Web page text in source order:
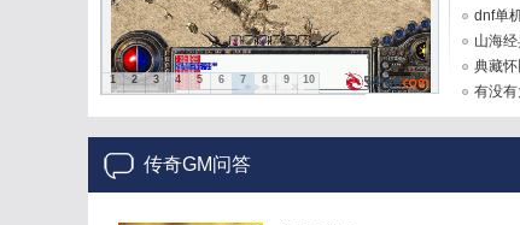
1 2 3 4 5 6 7 8 9 10
DLC+
dnf单
不悔特
山海
版内置
典藏
端+网
有没
传奇GM问答